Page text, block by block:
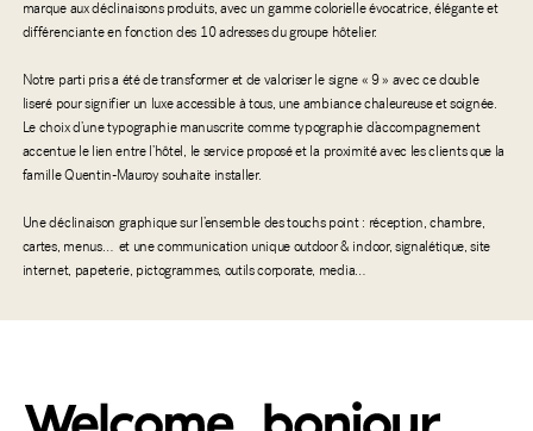
marque aux déclinaisons produits, avec un gamme colorielle évocatrice, élégante et
différenciante en fonction des 10 adresses du groupe hôtelier.
Notre parti pris a été de transformer et de valoriser le signe « 9 » avec ce double
liseré pour signifier un luxe accessible à tous, une ambiance chaleureuse et soignée.
Le choix d’une typographie manuscrite comme typographie d’accompagnement
accentue le lien entre l’hôtel, le service proposé et la proximité avec les clients que la
famille Quentin-Mauroy souhaite installer.
Une déclinaison graphique sur l’ensemble des touchs point : réception, chambre,
cartes, menus… et une communication unique outdoor & indoor, signalétique, site
internet, papeterie, pictogrammes, outils corporate, media…